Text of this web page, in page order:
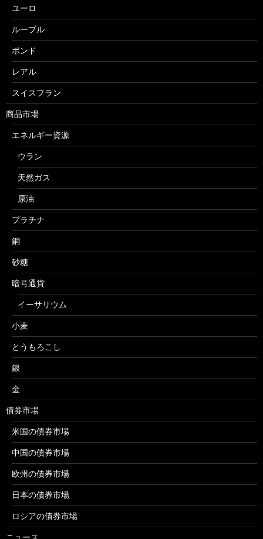
ユーロ
ルーブル
ポンド
レアル
スイスフラン
商品市場
エネルギー資源
ウラン
天然ガス
原油
プラチナ
銅
砂糖
暗号通貨
イーサリウム
小麦
とうもろこし
銀
金
債券市場
米国の債券市場
中国の債券市場
欧州の債券市場
日本の債券市場
ロシアの債券市場
ニュース